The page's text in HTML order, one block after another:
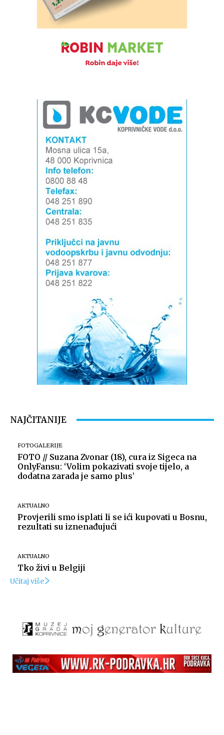
NAJČITANIJE
FOTOGALERIJE
FOTO // Suzana Zvonar (18), cura iz Sigeca na
OnlyFansu: ‘Volim pokazivati svoje tijelo, a
dodatna zarada je samo plus’
AKTUALNO
Provjerili smo isplati li se ići kupovati u Bosnu,
rezultati su iznenađujući
AKTUALNO
Tko živi u Belgiji
Učitaj više